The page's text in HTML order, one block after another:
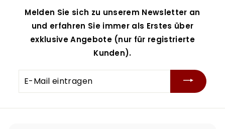
Melden Sie sich zu unserem Newsletter an
und erfahren Sie immer als Erstes über
exklusive Angebote (nur für registrierte
Kunden).
E-